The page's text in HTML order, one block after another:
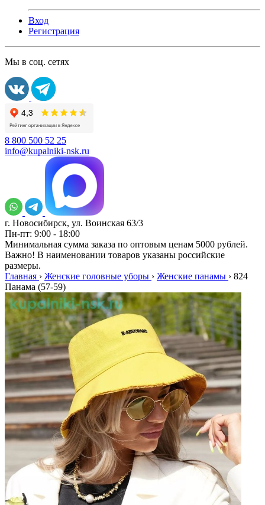
Вход
Регистрация
Мы в соц. сетях
8 800 500 52 25
info@kupalniki-nsk.ru
г. Новосибирск, ул. Воинская 63/3
Пн-пт: 9:00 - 18:00
Минимальная сумма заказа по оптовым ценам 5000 рублей.
Важно! В наименовании товаров указаны российские
размеры.
Главная › Женские головные уборы › Женские панамы › 824
Панама (57-59)